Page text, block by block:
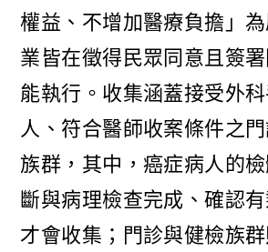
權益、不增加醫療負擔」
業皆在徵得民眾同意且簽
能執行。收集涵蓋接受外
人、符合醫師收案條件之
族群，其中，癌症病人的
斷與病理檢查完成、確認
才會收集；門診與健檢族